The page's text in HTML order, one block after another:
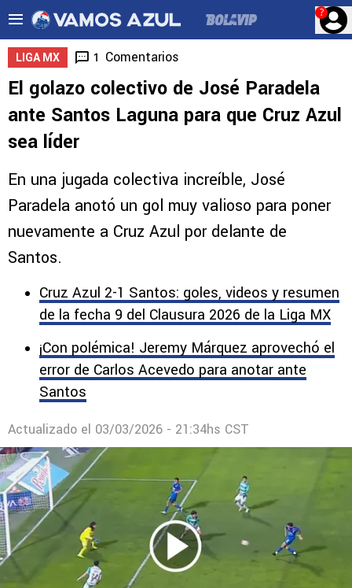
?
LIGA MX 1 Comentarios
El golazo colectivo de José Paradela
ante Santos Laguna para que Cruz Azul
sea líder
En una jugada colectiva increíble, José
Paradela anotó un gol muy valioso para poner
nuevamente a Cruz Azul por delante de
Santos.
Cruz Azul 2-1 Santos: goles, videos y resumen
de la fecha 9 del Clausura 2026 de la Liga MX
¡Con polémica! Jeremy Márquez aprovechó el
error de Carlos Acevedo para anotar ante
Santos
Actualizado el 03/03/2026 - 21:34hs CST